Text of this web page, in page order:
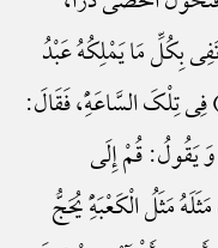
بِکُلِّ مَا یَمْلِکُهُ عَبْدُ
تِلْکَ السَّاعَهًِْ، فَقَالَ:
وَ یَقُولُ: قُمْ إِلَی
مَثَلُ الْکَعْبَهًِْ یُحَجُّ